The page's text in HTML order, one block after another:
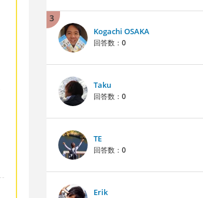
3
Kogachi OSAKA
回答数： 0
Taku
回答数： 0
TE
回答数： 0
Erik